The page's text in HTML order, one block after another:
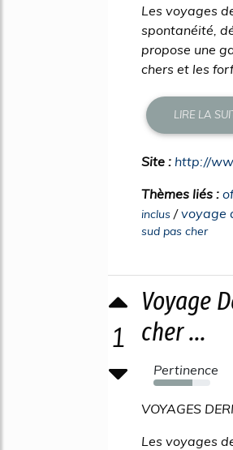
Les voyages
spontanéité,
propose une
chers et les
LIRE LA
Site : http://
Thèmes liés :
inclus /voyage
sud pas cher
1
Voyage
cher ...
Pertinence
69%
VOYAGES
Les voyages